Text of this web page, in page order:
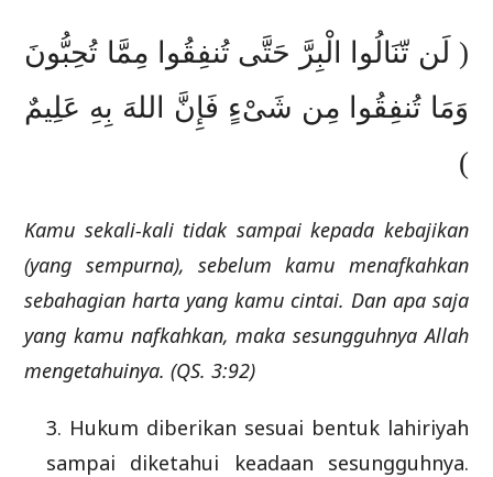
( لَن تّنَالُوا الْبِرَّ حَتَّى تُنفِقُوا مِمَّا تُحِبُّونَ
وَمَا تُنفِقُوا مِن شَىْءٍ فَإِنَّ اللهَ بِهِ عَلِيمٌ
)
Kamu sekali-kali tidak sampai kepada kebajikan
(yang sempurna), sebelum kamu menafkahkan
sebahagian harta yang kamu cintai. Dan apa saja
yang kamu nafkahkan, maka sesungguhnya Allah
mengetahuinya. (QS. 3:92)
3. Hukum diberikan sesuai bentuk lahiriyah
sampai diketahui keadaan sesungguhnya.